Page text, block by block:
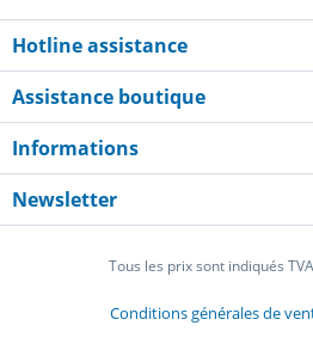
Hotline assistance
Assistance boutique
Informations
Newsletter
Tous les prix sont indiqués
Conditions générales de